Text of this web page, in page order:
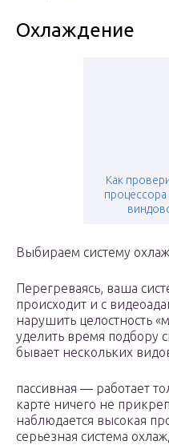
Охлаждение
Как
Выбираем систему
Перегреваясь, ваша
происходит и с
нарушить целостность
уделить время подбору
бывает нескольких
пассивная — работает
карте ничего не
наблюдается высокая
серьезная система